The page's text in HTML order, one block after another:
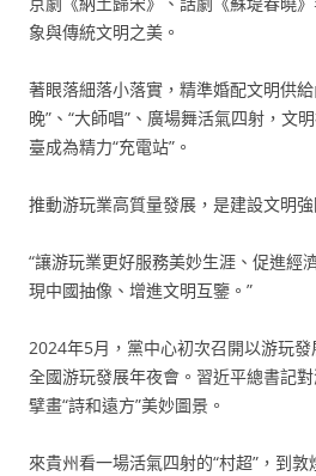
象與傳統文明之美。
著眼落細落小落實，精準婚配文明供
晚”、“大師唱”、廣場舞活氣四射，文
臺成為精力“充電站”。
推動游玩業高質量發展，是建設文明強
“讓游玩業更好服務美妙生涯、促進經
現中國抽像、增進文明互鑒。”
2024年5月，黨中心初次召開以游玩
全國游玩發展年夜會。習近平總書記
擘畫“詩和遠方”美妙圖景。
來貴州看一場活氣四射的“村超”，到